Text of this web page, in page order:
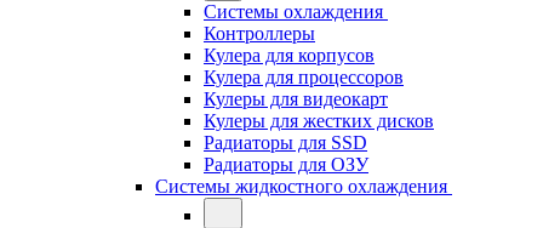
Системы охлаждения
Контроллеры
Кулера для корпусов
Кулера для процессоров
Кулеры для видеокарт
Кулеры для жестких дисков
Радиаторы для SSD
Радиаторы для ОЗУ
Системы жидкостного охлаждения